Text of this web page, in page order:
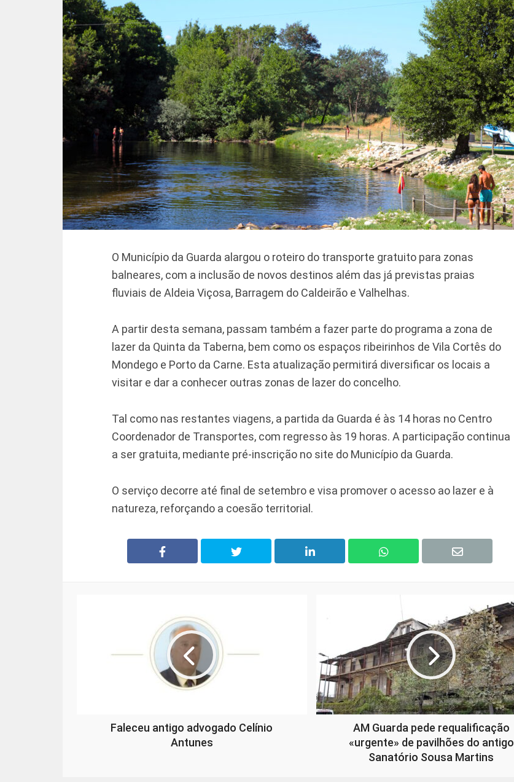
O Município da Guarda alargou o roteiro do transporte gratuito para zonas
balneares, com a inclusão de novos destinos além das já previstas praias
fluviais de Aldeia Viçosa, Barragem do Caldeirão e Valhelhas.
A partir desta semana, passam também a fazer parte do programa a zona de
lazer da Quinta da Taberna, bem como os espaços ribeirinhos de Vila Cortês do
Mondego e Porto da Carne. Esta atualização permitirá diversificar os locais a
visitar e dar a conhecer outras zonas de lazer do concelho.
Tal como nas restantes viagens, a partida da Guarda é às 14 horas no Centro
Coordenador de Transportes, com regresso às 19 horas. A participação continua
a ser gratuita, mediante pré-inscrição no site do Município da Guarda.
O serviço decorre até final de setembro e visa promover o acesso ao lazer e à
natureza, reforçando a coesão territorial.
Faleceu antigo advogado Celínio
Antunes
AM Guarda pede requalificação
«urgente» de pavilhões do antigo
Sanatório Sousa Martins